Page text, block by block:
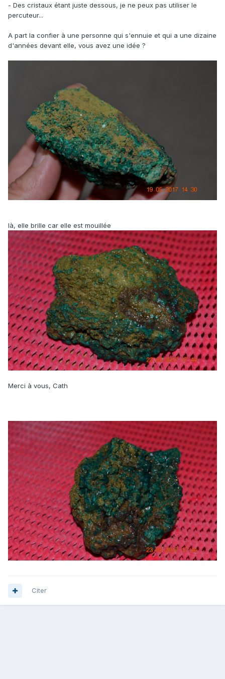
- Des cristaux étant juste dessous, je ne peux pas utiliser le
percuteur...
A part la confier à une personne qui s'ennuie et qui a une dizaine
d'années devant elle, vous avez une idée ?
là, elle brille car elle est mouillée
Merci à vous, Cath
Citer